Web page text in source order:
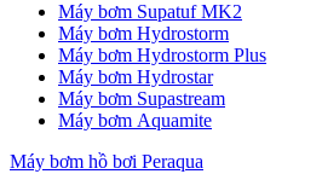
Máy bơm Supatuf MK2
Máy bơm Hydrostorm
Máy bơm Hydrostorm Plus
Máy bơm Hydrostar
Máy bơm Supastream
Máy bơm Aquamite
Máy bơm hồ bơi Peraqua